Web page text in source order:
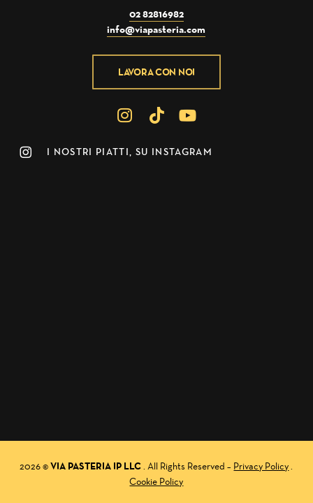
02 82816982
info@viapasteria.com
LAVORA CON NOI
I NOSTRI PIATTI, SU INSTAGRAM
2026©VIA PASTERIA IP LLC. All Rights Reserved – Privacy Policy.
Cookie Policy